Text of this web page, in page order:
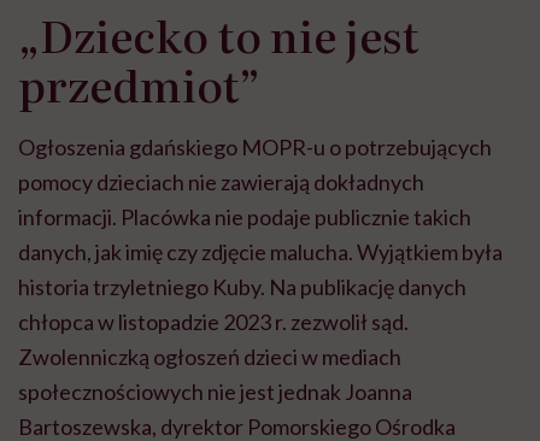
„Dziecko to nie jest
przedmiot”
Ogłoszenia gdańskiego MOPR-u o potrzebujących
pomocy dzieciach nie zawierają dokładnych
informacji. Placówka nie podaje publicznie takich
danych, jak imię czy zdjęcie malucha. Wyjątkiem była
historia trzyletniego Kuby. Na publikację danych
chłopca w listopadzie 2023 r. zezwolił sąd.
Zwolenniczką ogłoszeń dzieci w mediach
społecznościowych nie jest jednak Joanna
Bartoszewska, dyrektor Pomorskiego Ośrodka